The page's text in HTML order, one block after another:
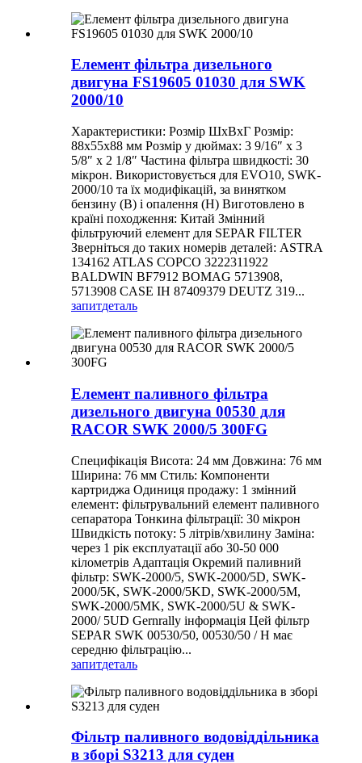
Елемент фільтра дизельного
двигуна FS19605 01030 для SWK
2000/10
Характеристики: Розмір ШxВxГ Розмір:
88x55x88 мм Розмір у дюймах: 3 9/16″ x 3
5/8″ x 2 1/8″ Частина фільтра швидкості: 30
мікрон. Використовується для EVO10, SWK-
2000/10 та їх модифікацій, за винятком
бензину (B) і опалення (H) Виготовлено в
країні походження: Китай Змінний
фільтруючий елемент для SEPAR FILTER
Зверніться до таких номерів деталей: ASTRA
134162 ATLAS COPCO 3222311922
BALDWIN BF7912 BOMAG 5713908,
5713908 CASE IH 87409379 DEUTZ 319...
запитдеталь
Елемент паливного фільтра
дизельного двигуна 00530 для
RACOR SWK 2000/5 300FG
Специфікація Висота: 24 мм Довжина: 76 мм
Ширина: 76 мм Стиль: Компоненти
картриджа Одиниця продажу: 1 змінний
елемент: фільтрувальний елемент паливного
сепаратора Тонкина фільтрації: 30 мікрон
Швидкість потоку: 5 літрів/хвилину Заміна:
через 1 рік експлуатації або 30-50 000
кілометрів Адаптація Окремий паливний
фільтр: SWK-2000/5, SWK-2000/5D, SWK-
2000/5K, SWK-2000/5KD, SWK-2000/5M,
SWK-2000/5MK, SWK-2000/5U & SWK-
2000/ 5UD Gernrally інформація Цей фільтр
SEPAR SWK 00530/50, 00530/50 / H має
середню фільтрацію...
запитдеталь
Фільтр паливного водовіддільника
в зборі S3213 для суден